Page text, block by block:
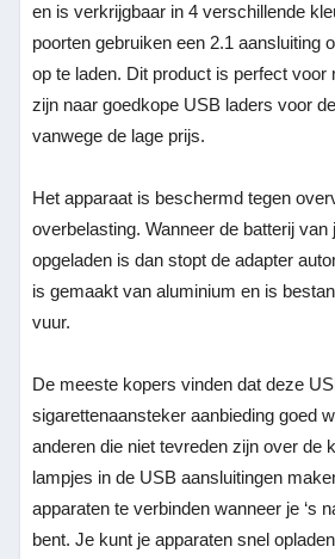
en is verkrijgbaar in 4 verschillende
poorten gebruiken een 2.1 aansluiting
op te laden. Dit product is perfect voor
zijn naar goedkope USB laders voor
vanwege de lage prijs.
Het apparaat is beschermd tegen
overbelasting. Wanneer de batterij van
opgeladen is dan stopt de adapter
is gemaakt van aluminium en is
vuur.
De meeste kopers vinden dat deze
sigarettenaansteker aanbieding goed
anderen die niet tevreden zijn over de
lampjes in de USB aansluitingen
apparaten te verbinden wanneer je ‘s
bent. Je kunt je apparaten snel